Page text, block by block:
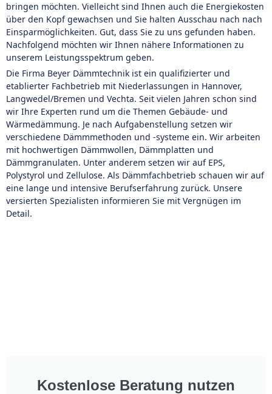
bringen möchten. Vielleicht sind Ihnen auch die Energiekosten
über den Kopf gewachsen und Sie halten Ausschau nach nach
Einsparmöglichkeiten. Gut, dass Sie zu uns gefunden haben.
Nachfolgend möchten wir Ihnen nähere Informationen zu
unserem Leistungsspektrum geben.
Die Firma Beyer Dämmtechnik ist ein qualifizierter und
etablierter Fachbetrieb mit Niederlassungen in Hannover,
Langwedel/Bremen und Vechta. Seit vielen Jahren schon sind
wir Ihre Experten rund um die Themen Gebäude- und
Wärmedämmung. Je nach Aufgabenstellung setzen wir
verschiedene Dämmmethoden und -systeme ein. Wir arbeiten
mit hochwertigen Dämmwollen, Dämmplatten und
Dämmgranulaten. Unter anderem setzen wir auf EPS,
Polystyrol und Zellulose. Als Dämmfachbetrieb schauen wir auf
eine lange und intensive Berufserfahrung zurück. Unsere
versierten Spezialisten informieren Sie mit Vergnügen im
Detail.
Kostenlose Beratung nutzen